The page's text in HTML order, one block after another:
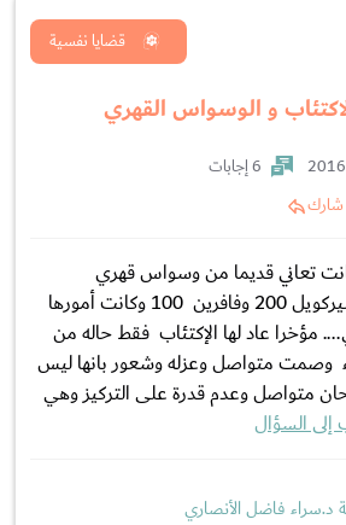
و الوسواس القهري
قضايا نفسية
6 إجابات
شارك
تعاني قديما من وسواس قهري
وإكتئاب ووصف لها سيركويل 200 وفافرين 100 وكانت أمورها
مؤخرا عاد لها الإكتئاب فقط حاله من
وصمت متواصل وعزله وشعور بانها ليس
متواصل وعدم قدرة على التركيز وهي
السؤال
د.سراء فاضل الأنصاري